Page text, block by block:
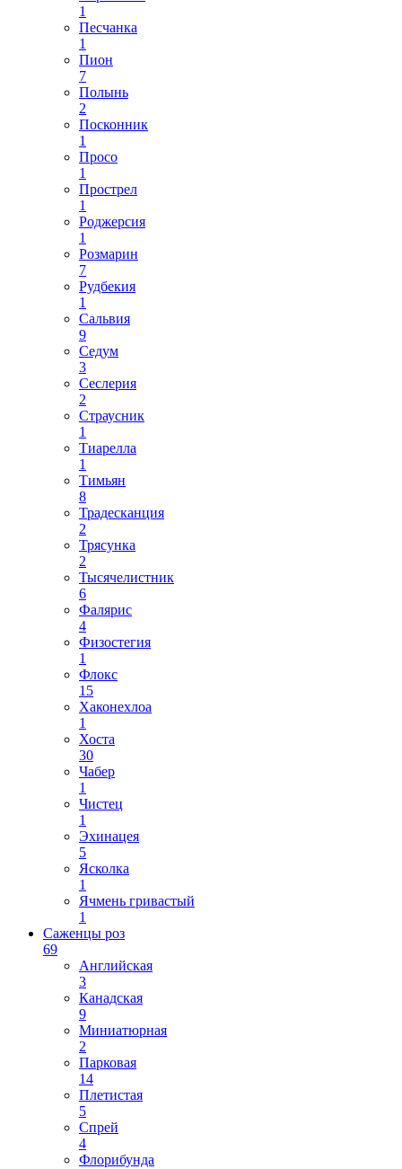
1
Песчанка
1
Пион
7
Полынь
2
Посконник
1
Просо
1
Прострел
1
Роджерсия
1
Розмарин
7
Рудбекия
1
Сальвия
9
Седум
3
Сеслерия
2
Страусник
1
Тиарелла
1
Тимьян
8
Традесканция
2
Трясунка
2
Тысячелистник
6
Фалярис
4
Физостегия
1
Флокс
15
Хаконехлоа
1
Хоста
30
Чабер
1
Чистец
1
Эхинацея
5
Ясколка
1
Ячмень гривастый
1
Саженцы роз
69
Английская
3
Канадская
9
Миниатюрная
2
Парковая
14
Плетистая
5
Спрей
4
Флорибунда